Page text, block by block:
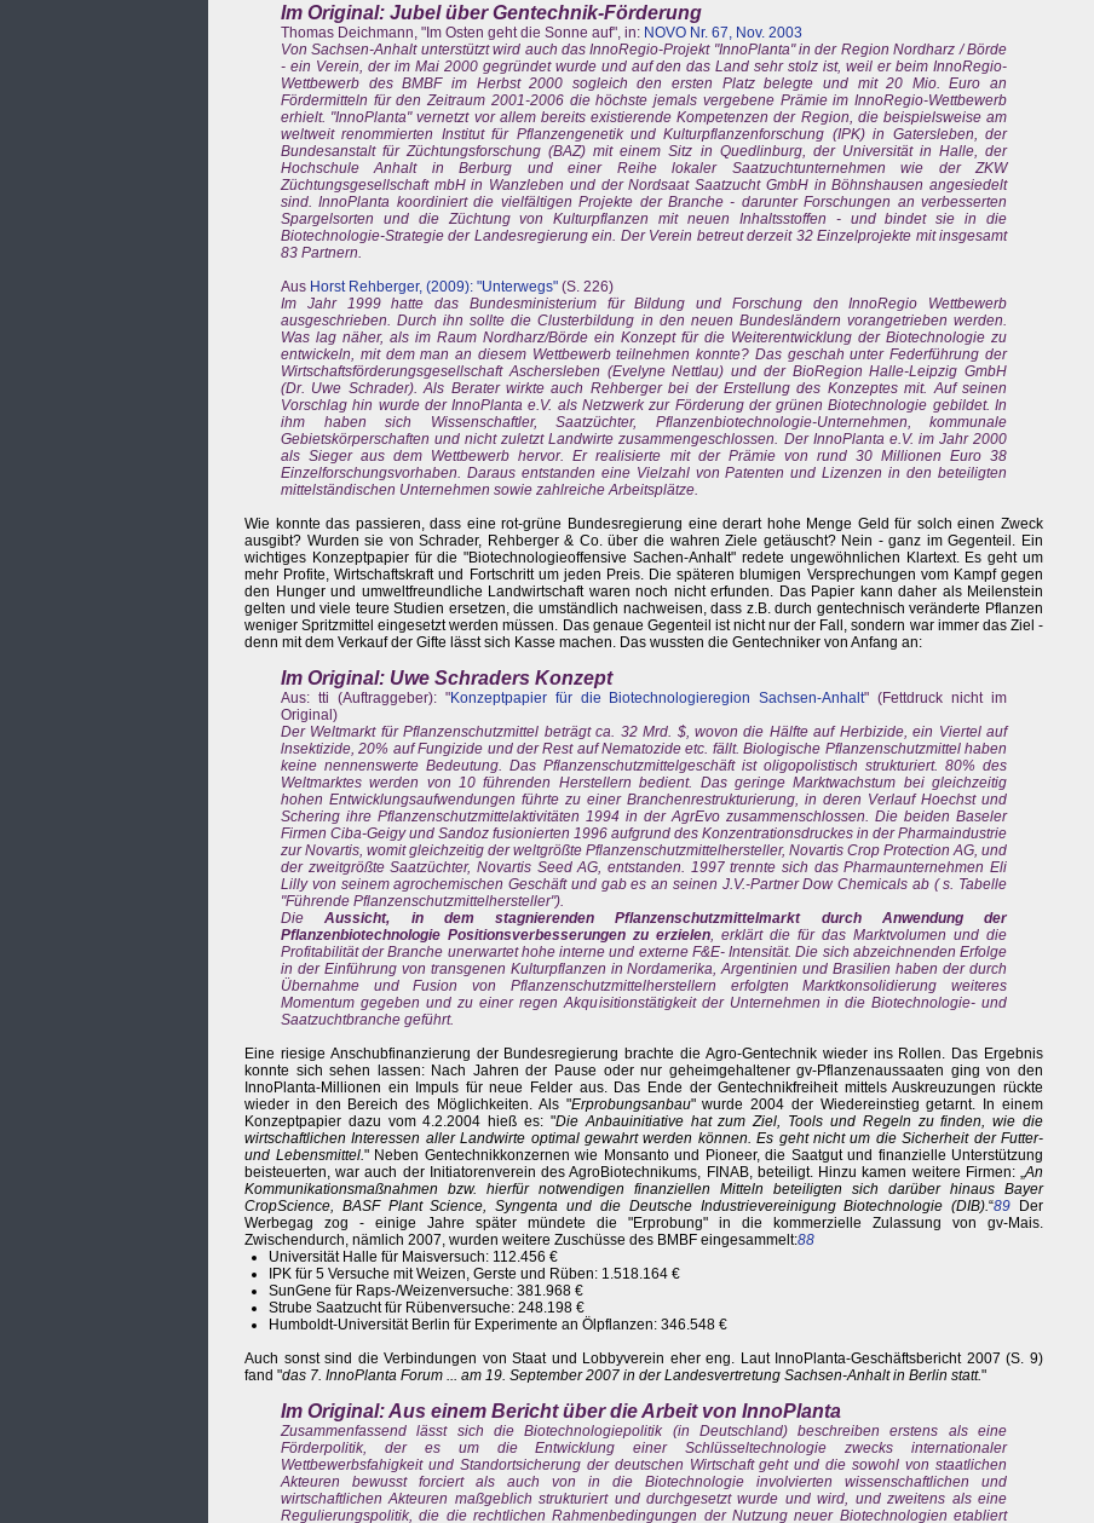
Im Original: Jubel über Gentechnik-Förderung
Thomas Deichmann, "Im Osten geht die Sonne auf", in: NOVO Nr. 67, Nov. 2003
Von Sachsen-Anhalt unterstützt wird auch das InnoRegio-Projekt "InnoPlanta" in der Region Nordharz / Börde
- ein Verein, der im Mai 2000 gegründet wurde und auf den das Land sehr stolz ist, weil er beim InnoRegio-
Wettbewerb des BMBF im Herbst 2000 sogleich den ersten Platz belegte und mit 20 Mio. Euro an
Fördermitteln für den Zeitraum 2001-2006 die höchste jemals vergebene Prämie im InnoRegio-Wettbewerb
erhielt. "InnoPlanta" vernetzt vor allem bereits existierende Kompetenzen der Region, die beispielsweise am
weltweit renommierten Institut für Pflanzengenetik und Kulturpflanzenforschung (IPK) in Gatersleben, der
Bundesanstalt für Züchtungsforschung (BAZ) mit einem Sitz in Quedlinburg, der Universität in Halle, der
Hochschule Anhalt in Berburg und einer Reihe lokaler Saatzuchtunternehmen wie der ZKW
Züchtungsgesellschaft mbH in Wanzleben und der Nordsaat Saatzucht GmbH in Böhnshausen angesiedelt
sind. InnoPlanta koordiniert die vielfältigen Projekte der Branche - darunter Forschungen an verbesserten
Spargelsorten und die Züchtung von Kulturpflanzen mit neuen Inhaltsstoffen - und bindet sie in die
Biotechnologie-Strategie der Landesregierung ein. Der Verein betreut derzeit 32 Einzelprojekte mit insgesamt
83 Partnern.
Aus Horst Rehberger, (2009): "Unterwegs" (S. 226)
Im Jahr 1999 hatte das Bundesministerium für Bildung und Forschung den InnoRegio Wettbewerb
ausgeschrieben. Durch ihn sollte die Clusterbildung in den neuen Bundesländern vorangetrieben werden.
Was lag näher, als im Raum Nordharz/Börde ein Konzept für die Weiterentwicklung der Biotechnologie zu
entwickeln, mit dem man an diesem Wettbewerb teilnehmen konnte? Das geschah unter Federführung der
Wirtschaftsförderungsgesellschaft Aschersleben (Evelyne Nettlau) und der BioRegion Halle-Leipzig GmbH
(Dr. Uwe Schrader). Als Berater wirkte auch Rehberger bei der Erstellung des Konzeptes mit. Auf seinen
Vorschlag hin wurde der InnoPlanta e.V. als Netzwerk zur Förderung der grünen Biotechnologie gebildet. In
ihm haben sich Wissenschaftler, Saatzüchter, Pflanzenbiotechnologie-Unternehmen, kommunale
Gebietskörperschaften und nicht zuletzt Landwirte zusammengeschlossen. Der InnoPlanta e.V. im Jahr 2000
als Sieger aus dem Wettbewerb hervor. Er realisierte mit der Prämie von rund 30 Millionen Euro 38
Einzelforschungsvorhaben. Daraus entstanden eine Vielzahl von Patenten und Lizenzen in den beteiligten
mittelständischen Unternehmen sowie zahlreiche Arbeitsplätze.
Wie konnte das passieren, dass eine rot-grüne Bundesregierung eine derart hohe Menge Geld für solch einen Zweck
ausgibt? Wurden sie von Schrader, Rehberger & Co. über die wahren Ziele getäuscht? Nein - ganz im Gegenteil. Ein
wichtiges Konzeptpapier für die "Biotechnologieoffensive Sachen-Anhalt" redete ungewöhnlichen Klartext. Es geht um
mehr Profite, Wirtschaftskraft und Fortschritt um jeden Preis. Die späteren blumigen Versprechungen vom Kampf gegen
den Hunger und umweltfreundliche Landwirtschaft waren noch nicht erfunden. Das Papier kann daher als Meilenstein
gelten und viele teure Studien ersetzen, die umständlich nachweisen, dass z.B. durch gentechnisch veränderte Pflanzen
weniger Spritzmittel eingesetzt werden müssen. Das genaue Gegenteil ist nicht nur der Fall, sondern war immer das Ziel -
denn mit dem Verkauf der Gifte lässt sich Kasse machen. Das wussten die Gentechniker von Anfang an:
Im Original: Uwe Schraders Konzept
Aus: tti (Auftraggeber): "Konzeptpapier für die Biotechnologieregion Sachsen-Anhalt" (Fettdruck nicht im
Original)
Der Weltmarkt für Pflanzenschutzmittel beträgt ca. 32 Mrd. $, wovon die Hälfte auf Herbizide, ein Viertel auf
lnsektizide, 20% auf Fungizide und der Rest auf Nematozide etc. fällt. Biologische Pflanzenschutzmittel haben
keine nennenswerte Bedeutung. Das Pflanzenschutzmittelgeschäft ist oligopolistisch strukturiert. 80% des
Weltmarktes werden von 10 führenden Herstellern bedient. Das geringe Marktwachstum bei gleichzeitig
hohen Entwicklungsaufwendungen führte zu einer Branchenrestrukturierung, in deren Verlauf Hoechst und
Schering ihre Pflanzenschutzmittelaktivitäten 1994 in der AgrEvo zusammenschlossen. Die beiden Baseler
Firmen Ciba-Geigy und Sandoz fusionierten 1996 aufgrund des Konzentrationsdruckes in der Pharmaindustrie
zur Novartis, womit gleichzeitig der weltgrößte Pflanzenschutzmittelhersteller, Novartis Crop Protection AG, und
der zweitgrößte Saatzüchter, Novartis Seed AG, entstanden. 1997 trennte sich das Pharmaunternehmen Eli
Lilly von seinem agrochemischen Geschäft und gab es an seinen J.V.-Partner Dow Chemicals ab ( s. Tabelle
"Führende Pflanzenschutzmittelhersteller").
DieAussicht, in dem stagnierenden Pflanzenschutzmittelmarkt durch Anwendung der
Pflanzenbiotechnologie Positionsverbesserungen zu erzielen , erklärt die für das Marktvolumen und die
Profitabilität der Branche unerwartet hohe interne und externe F&E- Intensität. Die sich abzeichnenden Erfolge
in der Einführung von transgenen Kulturpflanzen in Nordamerika, Argentinien und Brasilien haben der durch
Übernahme und Fusion von Pflanzenschutzmittelherstellern erfolgten Marktkonsolidierung weiteres
Momentum gegeben und zu einer regen Akquisitionstätigkeit der Unternehmen in die Biotechnologie- und
Saatzuchtbranche geführt.
Eine riesige Anschubfinanzierung der Bundesregierung brachte die Agro-Gentechnik wieder ins Rollen. Das Ergebnis
konnte sich sehen lassen: Nach Jahren der Pause oder nur geheimgehaltener gv-Pflanzenaussaaten ging von den
InnoPlanta-Millionen ein Impuls für neue Felder aus. Das Ende der Gentechnikfreiheit mittels Auskreuzungen rückte
wieder in den Bereich des Möglichkeiten. Als "Erprobungsanbau" wurde 2004 der Wiedereinstieg getarnt. In einem
Konzeptpapier dazu vom 4.2.2004 hieß es: "Die Anbauinitiative hat zum Ziel, Tools und Regeln zu finden, wie die
wirtschaftlichen Interessen aller Landwirte optimal gewahrt werden können. Es geht nicht um die Sicherheit der Futter-
und Lebensmittel. " Neben Gentechnikkonzernen wie Monsanto und Pioneer, die Saatgut und finanzielle Unterstützung
beisteuerten, war auch der Initiatorenverein des AgroBiotechnikums, FINAB, beteiligt. Hinzu kamen weitere Firmen: „ An
Kommunikationsmaßnahmen bzw. hierfür notwendigen finanziellen Mitteln beteiligten sich darüber hinaus Bayer
CropScience, BASF Plant Science, Syngenta und die Deutsche Industrievereinigung Biotechnologie (DIB).“89 Der
Werbegag zog - einige Jahre später mündete die "Erprobung" in die kommerzielle Zulassung von gv-Mais.
Zwischendurch, nämlich 2007, wurden weitere Zuschüsse des BMBF eingesammelt:88
Universität Halle für Maisversuch: 112.456 €
IPK für 5 Versuche mit Weizen, Gerste und Rüben: 1.518.164 €
SunGene für Raps-/Weizenversuche: 381.968 €
Strube Saatzucht für Rübenversuche: 248.198 €
Humboldt-Universität Berlin für Experimente an Ölpflanzen: 346.548 €
Auch sonst sind die Verbindungen von Staat und Lobbyverein eher eng. Laut InnoPlanta-Geschäftsbericht 2007 (S. 9)
fand "das 7. InnoPlanta Forum ... am 19. September 2007 in der Landesvertretung Sachsen-Anhalt in Berlin statt."
Im Original: Aus einem Bericht über die Arbeit von InnoPlanta
Zusammenfassend lässt sich die Biotechnologiepolitik (in Deutschland) beschreiben erstens als eine
Förderpolitik, der es um die Entwicklung einer Schlüsseltechnologie zwecks internationaler
Wettbewerbsfahigkeit und Standortsicherung der deutschen Wirtschaft geht und die sowohl von staatlichen
Akteuren bewusst forciert als auch von in die Biotechnologie involvierten wissenschaftlichen und
wirtschaftlichen Akteuren maßgeblich strukturiert und durchgesetzt wurde und wird, und zweitens als eine
Regulierungspolitik, die die rechtlichen Rahmenbedingungen der Nutzung neuer Biotechnologien etabliert